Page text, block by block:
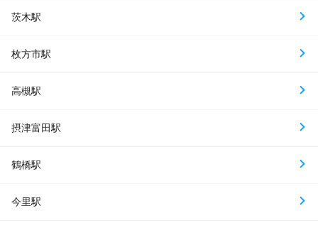
茨木駅
枚方市駅
高槻駅
摂津富田駅
鶴橋駅
今里駅